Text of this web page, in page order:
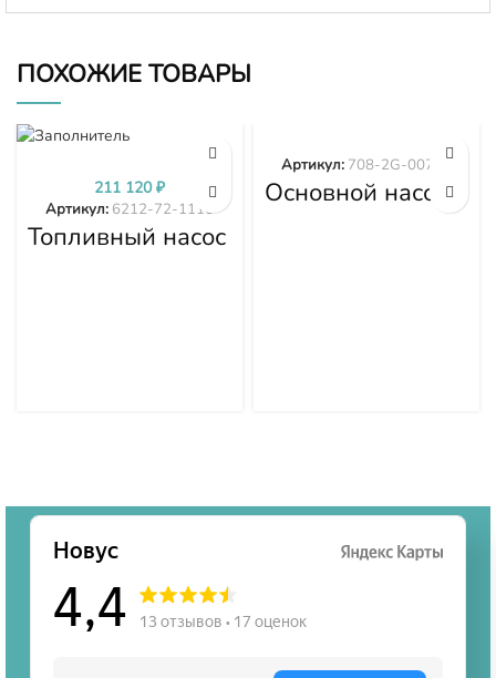
ПОХОЖИЕ ТОВАРЫ
Топливный насос
высокого
Артикул: 6212-72-1110
211 120₽ Основной насос
гидравлики
Артикул: 708-2G-00700